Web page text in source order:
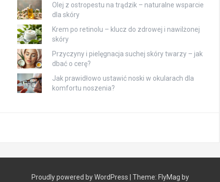
Olej z ostropestu na trądzik – naturalne wsparcie
dla skóry
Krem po retinolu – klucz do zdrowej i nawilżonej
skóry
Przyczyny i pielęgnacja suchej skóry twarzy – jak
dbać o cerę?
Jak prawidłowo ustawić noski w okularach dla
komfortu noszenia?
Proudly powered by WordPress Theme: FlyMag by